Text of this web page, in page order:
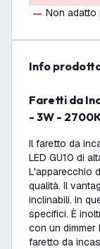
Non adatto
info
Faretti da Incasso LED Dimmerabili Inox - Tokyo
- 3W -
Il faretto da
LED GU10 di
L'apparecchio
qualità. Il
inclinabili. In
specifici. È
con un dimmer
faretto da